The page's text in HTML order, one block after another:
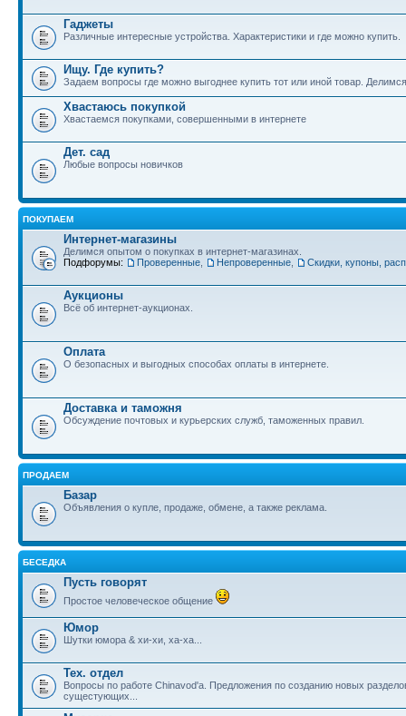
Гаджеты
Различные интересные устройства. Характеристики и где можно купить.
Ищу. Где купить?
Задаем вопросы где можно выгоднее купить тот или иной товар.
Хвастаюсь покупкой
Хвастаемся покупками, совершенными в интернете
Дет. сад
Любые вопросы новичков
ПОКУПАЕМ
Интернет-магазины
Делимся опытом о покупках в интернет-магазинах.
Подфорумы:
Проверенные Непроверенные Скидки, купоны,
Аукционы
Всё об интернет-аукционах.
Оплата
О безопасных и выгодных способах оплаты в интернете.
Доставка и таможня
Обсуждение почтовых и курьерских служб, таможенных правил.
ПРОДАЕМ
Базар
Объявления о купле, продаже, обмене, а также реклама.
БЕСЕДКА
Пусть говорят
Простое человеческое общение
Юмор
Шутки юмора & хи-хи, ха-ха...
Тех. отдел
Вопросы по работе Chinavod'а. Предложения по созданию новых
сущестующих...